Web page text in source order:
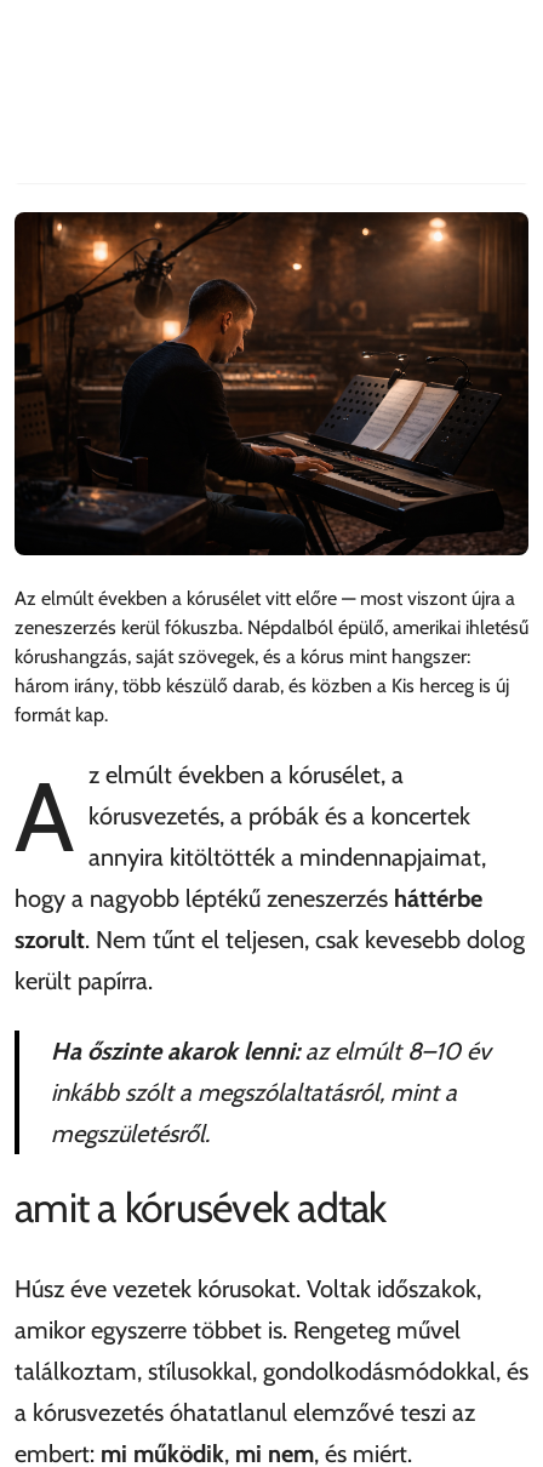
Az elmúlt években a kórusélet vitt előre — most viszont újra a
zeneszerzés kerül fókuszba. Népdalból épülő, amerikai ihletésű
kórushangzás, saját szövegek, és a kórus mint hangszer:
három irány, több készülő darab, és közben a Kis herceg is új
formát kap.
Az elmúlt években a kórusélet, a kórusvezetés, a próbák és a koncertek
annyira kitöltötték a mindennapjaimat,
hogy a nagyobb léptékű zeneszerzés háttérbe
szorult. Nem tűnt el teljesen, csak kevesebb dolog
került papírra.
Ha őszinte akarok lenni:az elmúlt 8–10 év
inkább szólt a megszólaltatásról, mint a
megszületésről.
amit a kórusévek adtak
Húsz éve vezetek kórusokat. Voltak időszakok,
amikor egyszerre többet is. Rengeteg művel
találkoztam, stílusokkal, gondolkodásmódokkal, és
a kórusvezetés óhatatlanul elemzővé teszi az
embert: mi működik, mi nem, és miért.